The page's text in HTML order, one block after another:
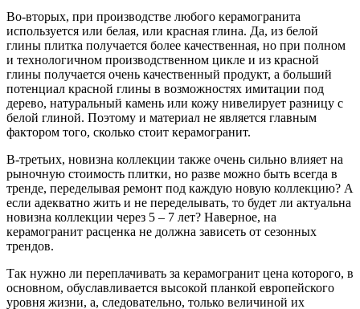
Во-вторых, при производстве любого керамогранита
используется или белая, или красная глина. Да, из белой
глины плитка получается более качественная, но при полном
и технологичном производственном цикле и из красной
глины получается очень качественный продукт, а больший
потенциал красной глины в возможностях имитации под
дерево, натуральный камень или кожу нивелирует разницу с
белой глиной. Поэтому и материал не является главным
фактором того, сколько стоит керамогранит.
В-третьих, новизна коллекции также очень сильно влияет на
рыночную стоимость плитки, но разве можно быть всегда в
тренде, переделывая ремонт под каждую новую коллекцию? А
если адекватно жить и не переделывать, то будет ли актуальна
новизна коллекции через 5 – 7 лет? Наверное, на
керамогранит расценка не должна зависеть от сезонных
трендов.
Так нужно ли переплачивать за керамогранит цена которого, в
основном, обуславливается высокой планкой европейского
уровня жизни, а, следовательно, только величиной их